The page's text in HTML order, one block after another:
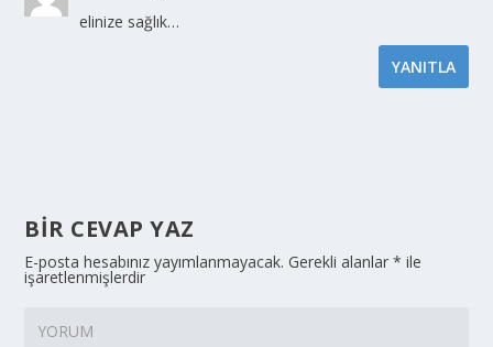
elinize sağlık…
YANITLA
BIR CEVAP YAZ
E-posta hesabınız yayımlanmayacak. Gerekli alanlar* ile
işaretlenmişlerdir